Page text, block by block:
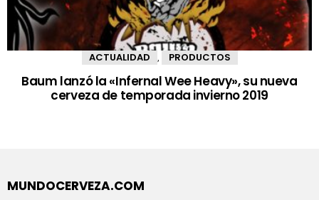
ACTUALIDAD PRODUCTOS
Baum lanzó la «Infernal Wee Heavy», su nueva
cerveza de temporada invierno 2019
MUNDOCERVEZA.COM